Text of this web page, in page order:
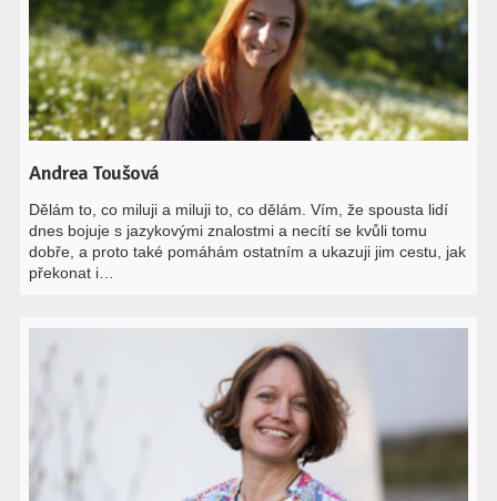
Andrea Toušová
Dělám to, co miluji a miluji to, co dělám. Vím, že spousta lidí
dnes bojuje s jazykovými znalostmi a necítí se kvůli tomu
dobře, a proto také pomáhám ostatním a ukazuji jim cestu, jak
překonat i…